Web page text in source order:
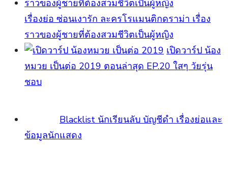
เรื่องย่อ ซ่อนเงารัก ละครโรแมนติกดราม่า เรื่อง
ราวของผู้ชายที่ต้องสวมชีวิตเป็นผู้หญิง
เปิดวาร์ป น้อง
หมวย เป็นต่อ 2019 ตอนล่าสุด EP.20 ใสๆ วัยรุ่น
ชอบ
Blacklist นักเรียนลับ บัญชีดำ เรื่องย่อและ
ข้อมูลนักแสดง